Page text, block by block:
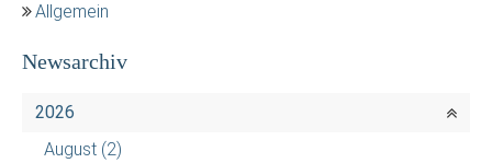
Allgemein
Newsarchiv
2026
August (2)